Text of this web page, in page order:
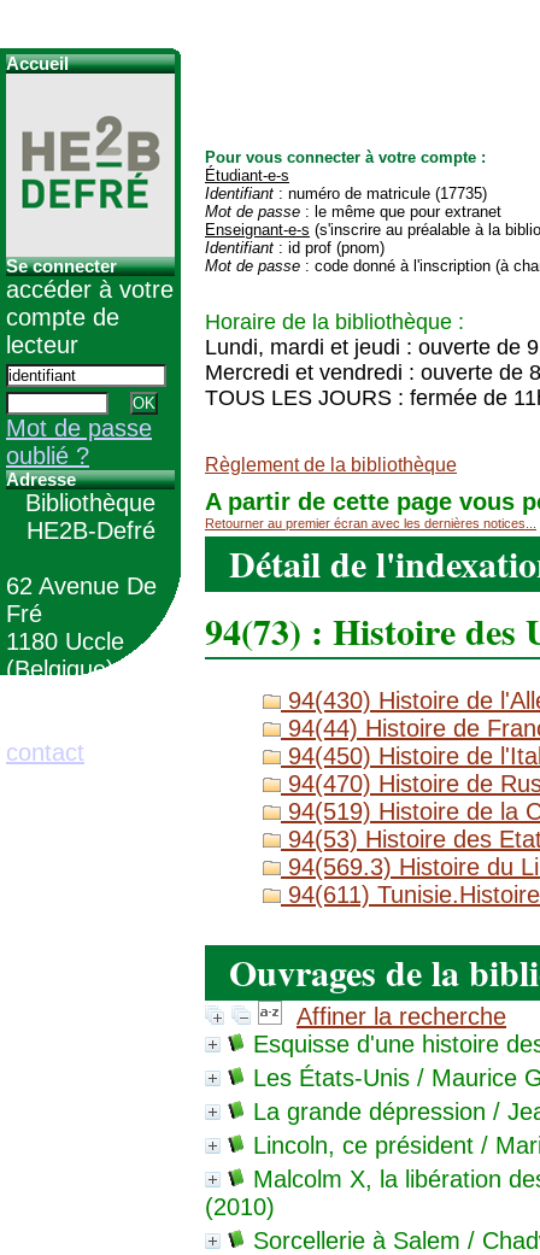
Pour vous connecter à votre compte :
Étudiant-e-s
Identifiant : numéro de matricule (17735)
Mot de passe : le même que pour extranet
Enseignant-e-s (s'inscrire au préalable à la
Identifiant : id prof (pnom)
Mot de passe : code donné à l'inscription (à
Horaire de la bibliothèque :
Lundi, mardi et jeudi : ouverte de
Mercredi et vendredi : ouverte de
TOUS LES JOURS : fermée de
Règlement de la bibliothèque
A partir de cette page vous
Retourner au premier écran avec les dernières notices...
Détail de
94(73) : Histoire des
94(430) Histoire de
94(44) Histoire de
94(450) Histoire de
94(470) Histoire de
94(519) Histoire de la
94(53) Histoire des
94(569.3) Histoire du
94(611) Tunisie.Histoire
Ouvrages de la
Affiner la recherche
Esquisse d'une histoire
Les États-Unis / Maurice
La grande dépression /
Lincoln, ce président /
Malcolm X, la libération
(2010)
Sorcellerie à Salem /
Accueil
Se connecter
accéder à votre
compte de
lecteur
Mot de passe
oublié ?
Adresse
Bibliothèque
HE2B-Defré
62 Avenue De
Fré
1180 Uccle
(Belgique)
contact